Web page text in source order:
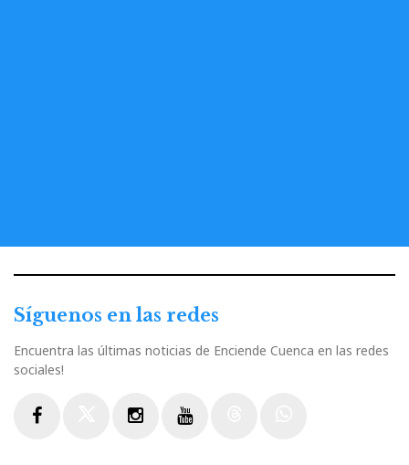
Síguenos en las redes
Encuentra las últimas noticias de Enciende Cuenca en las redes
sociales!